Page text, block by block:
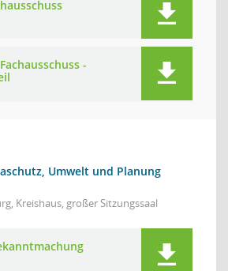
-
Umwelt und Planung
Kreishaus, großer Sitzungssaal